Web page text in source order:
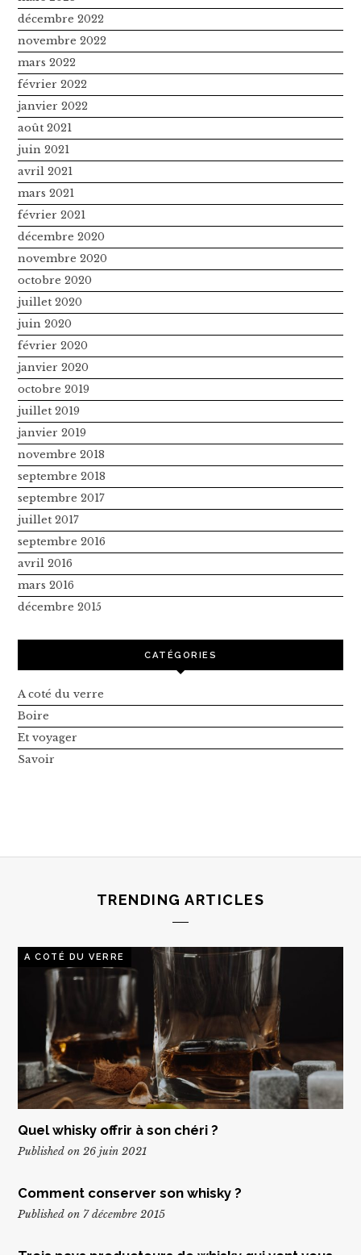
décembre 2022
novembre 2022
mars 2022
février 2022
janvier 2022
août 2021
juin 2021
avril 2021
mars 2021
février 2021
décembre 2020
novembre 2020
octobre 2020
juillet 2020
juin 2020
février 2020
janvier 2020
octobre 2019
juillet 2019
janvier 2019
novembre 2018
septembre 2018
septembre 2017
juillet 2017
septembre 2016
avril 2016
mars 2016
décembre 2015
CATÉGORIES
A coté du verre
Boire
Et voyager
Savoir
TRENDING ARTICLES
A COTÉ DU VERRE
Quel whisky offrir à son chéri ?
Published on 26 juin 2021
Comment conserver son whisky ?
Published on 7 décembre 2015